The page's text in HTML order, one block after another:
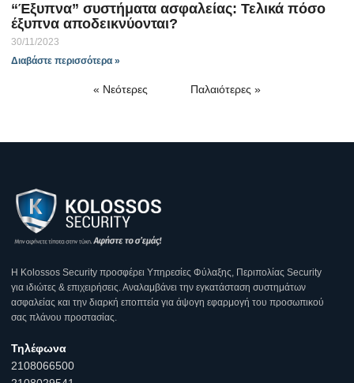
“Έξυπνα” συστήματα ασφαλείας: Τελικά πόσο
έξυπνα αποδεικνύονται?
30/11/2023
Διαβάστε περισσότερα »
« Νεότερες Παλαιότερες »
Η Κοlossos Security προσφέρει Υπηρεσίες Φύλαξης, Περιπολίας Security
για ιδιώτες & επιχειρήσεις. Αναλαμβάνει την εγκατάσταση συστημάτων
ασφαλείας και την διαρκή εποπτεία για άψογη εφαρμογή του προσωπικού
σας πλάνου προστασίας.
Τηλέφωνα
2108066500